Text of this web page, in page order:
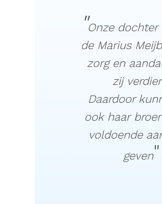
"Onze dochter
de Marius
zorg en
zij
Daardoor
ook haar
voldoende
geven"